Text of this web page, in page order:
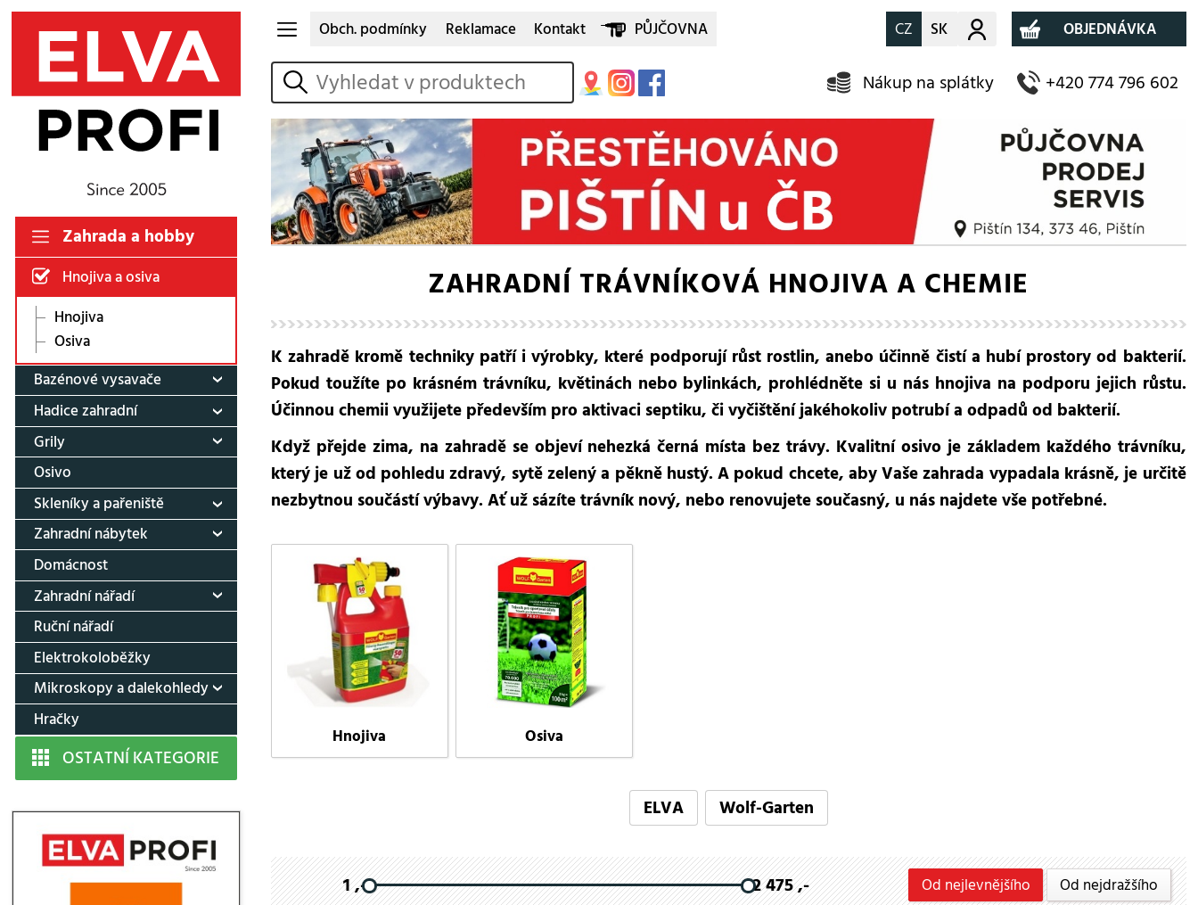
Zahrada a hobby
Hnojiva a osiva
Hnojiva
Osiva
Bazénové vysavače
Hadice zahradní
Grily
Osivo
Skleníky a pařeniště
Zahradní nábytek
Domácnost
Zahradní nářadí
Ruční nářadí
Elektrokoloběžky
Mikroskopy a dalekohledy
Hračky
OSTATNÍ KATEGORIE
Obch. podmínky Reklamace Kontakt PŮJČOVNA CZ SK Můj účet OBJEDNÁVKA
vyhledat Nákup na splátky +420 774 796 602
ZAHRADNÍ TRÁVNÍKOVÁ HNOJIVA A CHEMIE
K zahradě kromě techniky patří i výrobky, které podporují růst rostlin, anebo účinně čistí a hubí prostory od bakterií.
Pokud toužíte po krásném trávníku, květinách nebo bylinkách, prohlédněte si u nás hnojiva na podporu jejich růstu.
Účinnou chemii využijete především pro aktivaci septiku, či vyčištění jakéhokoliv potrubí a odpadů od bakterií.
Když přejde zima, na zahradě se objeví nehezká černá místa bez trávy. Kvalitní osivo je základem každého trávníku,
který je už od pohledu zdravý, sytě zelený a pěkně hustý. A pokud chcete, aby Vaše zahrada vypadala krásně, je určitě
nezbytnou součástí výbavy. Ať už sázíte trávník nový, nebo renovujete současný, u nás najdete vše potřebné.
Hnojiva Osiva
ELVA Wolf-Garten
1 ,- 2 475 ,- Od nejlevnějšího Od nejdražšího